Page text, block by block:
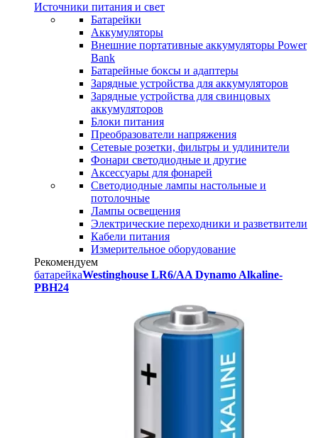
Источники питания и свет
Батарейки
Аккумуляторы
Внешние портативные аккумуляторы Power
Bank
Батарейные боксы и адаптеры
Зарядные устройства для аккумуляторов
Зарядные устройства для свинцовых
аккумуляторов
Блоки питания
Преобразователи напряжения
Сетевые розетки, фильтры и удлинители
Фонари светодиодные и другие
Аксессуары для фонарей
Светодиодные лампы настольные и
потолочные
Лампы освещения
Электрические переходники и разветвители
Кабели питания
Измерительное оборудование
Рекомендуем
батарейкаWestinghouse LR6/AA Dynamo Alkaline-
PBH24